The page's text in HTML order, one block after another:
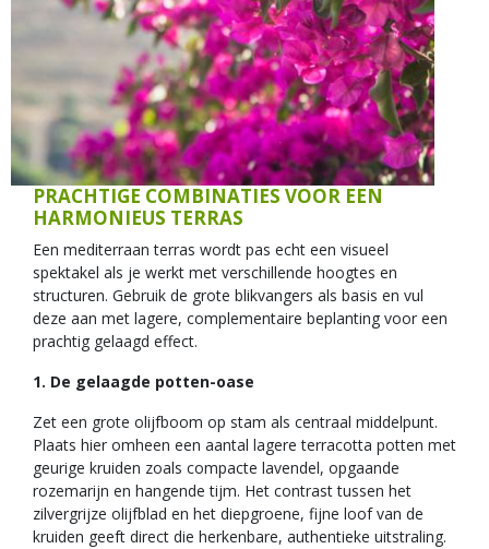
PRACHTIGE COMBINATIES VOOR EEN
HARMONIEUS TERRAS
Een mediterraan terras wordt pas echt een visueel
spektakel als je werkt met verschillende hoogtes en
structuren. Gebruik de grote blikvangers als basis en vul
deze aan met lagere, complementaire beplanting voor een
prachtig gelaagd effect.
1. De gelaagde potten-oase
Zet een grote olijfboom op stam als centraal middelpunt.
Plaats hier omheen een aantal lagere terracotta potten met
geurige kruiden zoals compacte lavendel, opgaande
rozemarijn en hangende tijm. Het contrast tussen het
zilvergrijze olijfblad en het diepgroene, fijne loof van de
kruiden geeft direct die herkenbare, authentieke uitstraling.